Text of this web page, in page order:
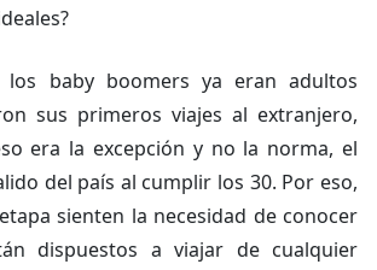
los baby boomers ya eran adultos
sus primeros viajes al extranjero,
era la excepción y no la norma, el
del país al cumplir los 30. Por eso,
sienten la necesidad de conocer
dispuestos a viajar de cualquier